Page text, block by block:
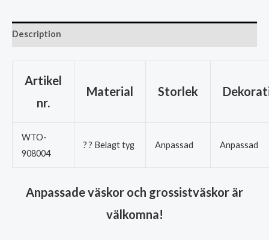
Description
Artikel
nr.
Material Storlek
WTO-
908004
? ? Belagt tyg Anpassad Anpassad
Anpassade väskor och grossistväskor är
välkomna!